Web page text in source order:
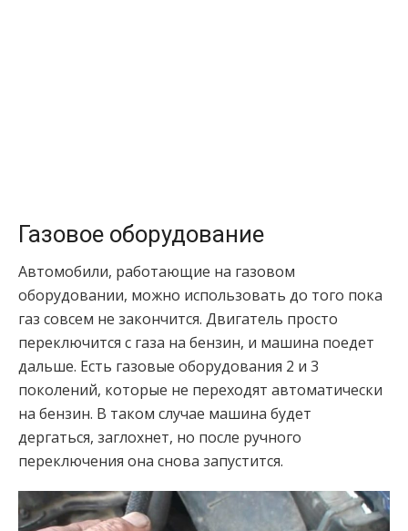
Газовое оборудование
Автомобили, работающие на газовом
оборудовании, можно использовать до того пока
газ совсем не закончится. Двигатель просто
переключится с газа на бензин, и машина поедет
дальше. Есть газовые оборудования 2 и 3
поколений, которые не переходят автоматически
на бензин. В таком случае машина будет
дергаться, заглохнет, но после ручного
переключения она снова запустится.